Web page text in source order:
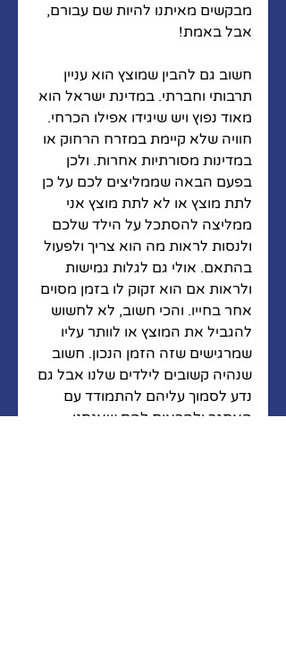
מבקשים מאיתנו להיות שם עבורם,
אבל באמת!
חשוב גם להבין שמוצץ הוא עניין
תרבותי וחברתי. במדינת ישראל הוא
מאוד נפוץ ויש שיגידו אפילו הכרחי.
חוויה שלא קיימת במזרח הרחוק או
במדינות מסורתיות אחרות. ולכן
בפעם הבאה שממליצים לכם על כן
לתת מוצץ או לא לתת מוצץ אני
ממליצה להסתכל על הילד שלכם
ולנסות לראות מה הוא צריך ולפעול
בהתאם. אולי גם לגלות גמישות
ולראות אם הוא זקוק לו בזמן מסוים
אחר בחייו. והכי חשוב, לא לחשוש
להגביל את המוצץ או לוותר עליו
שמרגישים שזה הזמן הנכון. חשוב
שנהיה קשובים לילדים שלנו אבל גם
נדע לסמוך עליהם להתמודד עם
האתגר ולהראות להם שאנחנו